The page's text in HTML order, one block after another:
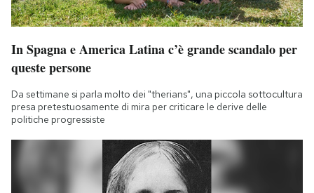
In Spagna e America Latina c’è grande scandalo per
queste persone
Da settimane si parla molto dei "therians", una piccola sottocultura
presa pretestuosamente di mira per criticare le derive delle
politiche progressiste